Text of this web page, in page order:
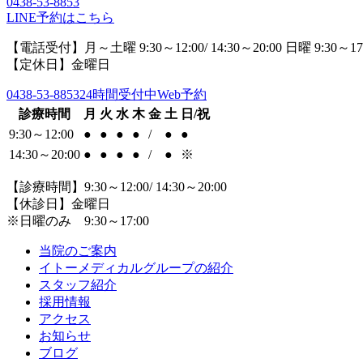
LINE予約はこちら
【電話受付】月～土曜 9:30～12:00/ 14:30～20:00 日曜 9:30～
【定休日】金曜日
0438-53-885324時間受付中Web予約
診療時間
月 火 水 木 金 土 日/祝
9:30～12:00
● ● ● ● / ●
●
14:30～20:00 ● ● ● ● / ● ※
【診療時間】9:30～12:00/ 14:30～20:00
【休診日】金曜日
※日曜のみ 9:30～17:00
当院のご案内
イトーメディカルグループの紹介
スタッフ紹介
採用情報
アクセス
お知らせ
ブログ